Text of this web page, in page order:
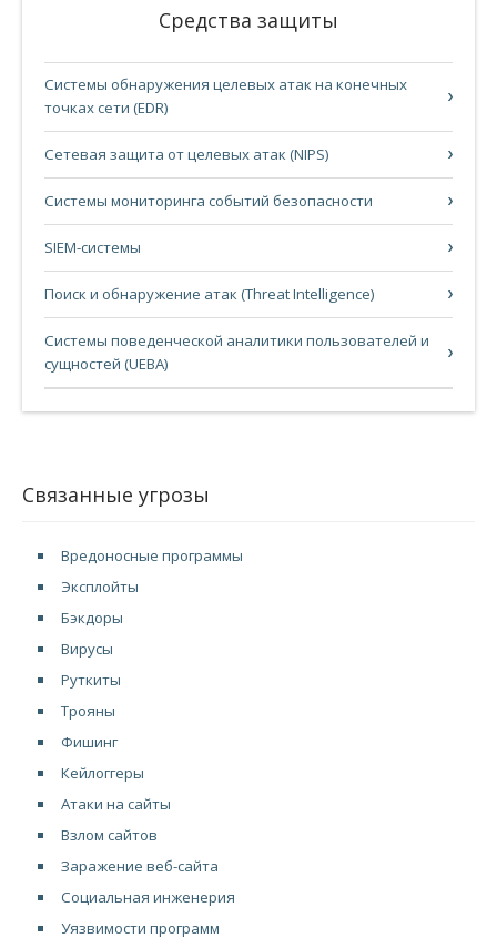
Средства защиты
Системы обнаружения целевых атак на конечных
точках сети (EDR)
Сетевая защита от целевых атак (NIPS)
Системы мониторинга событий безопасности
SIEM-системы
Поиск и обнаружение атак (Threat Intelligence)
Системы поведенческой аналитики пользователей и
сущностей (UEBA)
Связанные угрозы
Вредоносные программы
Эксплойты
Бэкдоры
Вирусы
Руткиты
Трояны
Фишинг
Кейлоггеры
Атаки на сайты
Взлом сайтов
Заражение веб-сайта
Социальная инженерия
Уязвимости программ